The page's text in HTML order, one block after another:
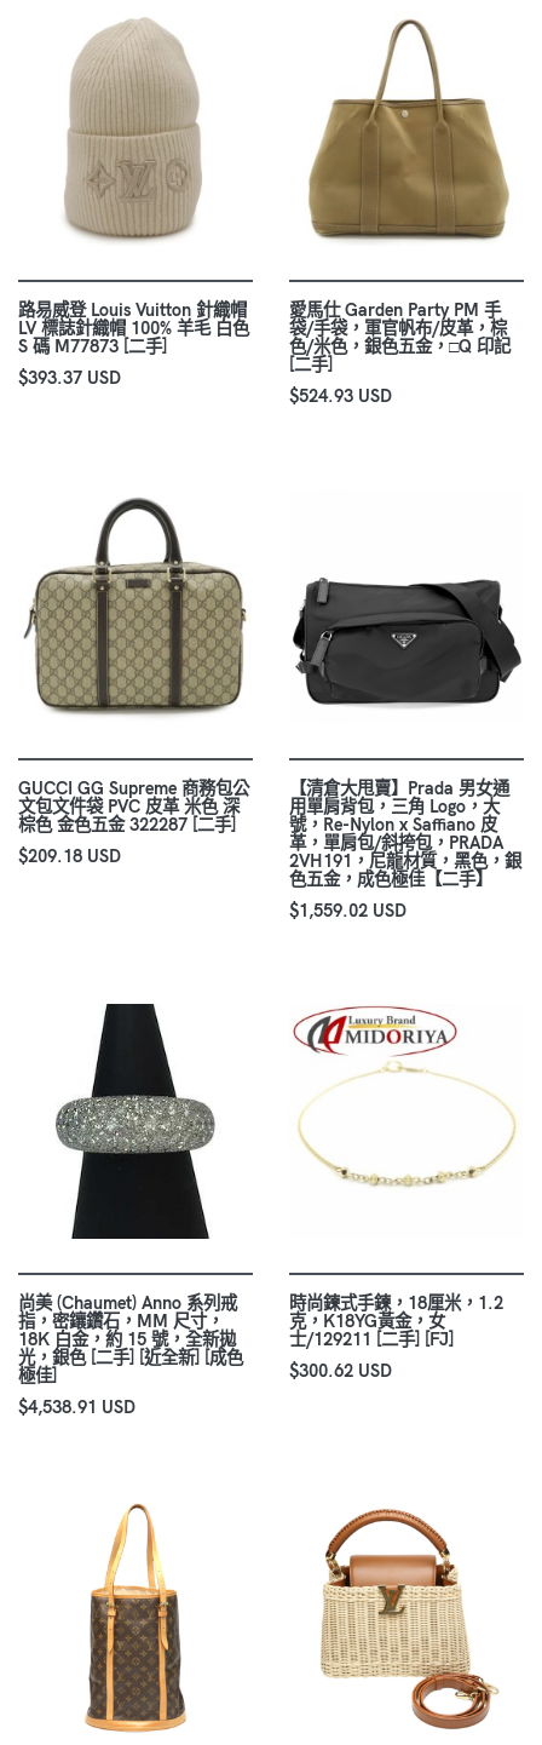
路易威登 Louis Vuitton 針織帽
LV 標誌針織帽 100% 羊毛 白色
S 碼 M77873 [二手]
$393.37 USD
愛馬仕 Garden Party PM 手
袋/手袋，軍官帆布/皮革，棕
色/米色，銀色五金，□Q 印記
[二手]
$524.93 USD
GUCCI GG Supreme 商務包公
文包文件袋 PVC 皮革 米色 深
棕色 金色五金 322287 [二手]
$209.18 USD
【清倉大甩賣】Prada 男女通
用單肩背包，三角 Logo，大
號，Re-Nylon x Saffiano 皮
革，單肩包/斜挎包，PRADA
2VH191，尼龍材質，黑色，銀
色五金，成色極佳【二手】
$1,559.02 USD
尚美 (Chaumet) Anno 系列戒
指，密鑲鑽石，MM 尺寸，
18K 白金，約 15 號，全新拋
光，銀色 [二手] [近全新] [成色
極佳]
$4,538.91 USD
時尚鍊式手鍊，18厘米，1.2
克，K18YG黃金，女
士/129211 [二手] [FJ]
$300.62 USD